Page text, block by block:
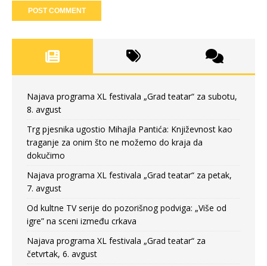
Najava programa XL festivala „Grad teatar“ za subotu,
8. avgust
Trg pjesnika ugostio Mihajla Pantića: Književnost kao
traganje za onim što ne možemo do kraja da
dokučimo
Najava programa XL festivala „Grad teatar“ za petak,
7. avgust
Od kultne TV serije do pozorišnog podviga: „Više od
igre” na sceni između crkava
Najava programa XL festivala „Grad teatar“ za
četvrtak, 6. avgust